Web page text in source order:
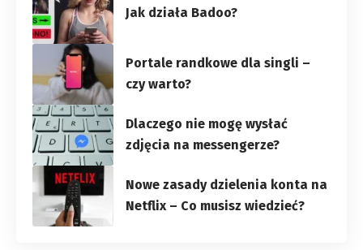
Jak działa Badoo?
Portale randkowe dla singli –
czy warto?
Dlaczego nie mogę wysłać
zdjęcia na messengerze?
Nowe zasady dzielenia konta na
Netflix – Co musisz wiedzieć?